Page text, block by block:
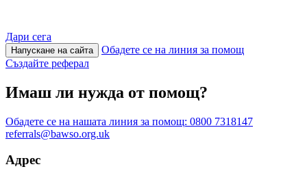
Дари сега
Напускане на сайта
Обадете се на линия за помощ
Създайте реферал
Имаш ли нужда от помощ?
Обадете се на нашата линия за помощ: 0800 7318147
referrals@bawso.org.uk
Адрес